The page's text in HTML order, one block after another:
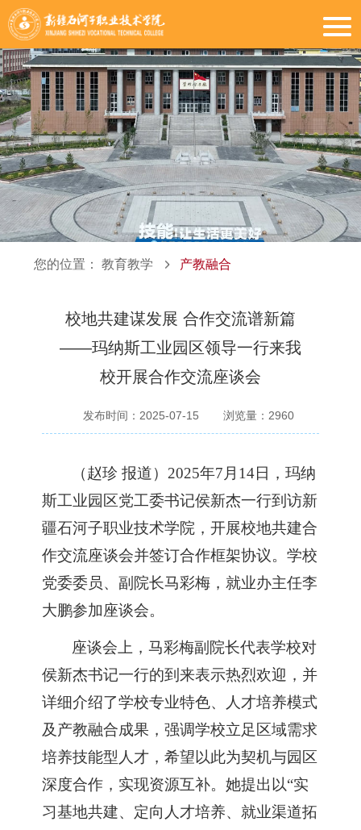
您的位置： 教育教学 产教融合
校地共建谋发展 合作交流谱新篇
——玛纳斯工业园区领导一行来我
校开展合作交流座谈会
发布时间：2025-07-15 浏览量： 2960
（赵珍 报道） 2025年7月14日 ，玛纳
斯工业园区党工委书记侯新杰一行到访新
疆石河子职业技术学院， 开展校地共建合
作交流座谈会并签订合作框架协议。 学校
党委委员、 副院长马彩梅， 就业办主任李
大鹏参加座谈会。
座谈会上，马彩梅副院长代表学校对
侯新杰书记一行的到来表示热烈欢迎，并
详细介绍了学校专业特色、人才培养模式
及产教融合成果，强调学校立足区域需求
培养技能型人才，希望以此为契机与园区
深度合作，实现资源互补。她提出以“实
习基地共建、定向人才培养、就业渠道拓